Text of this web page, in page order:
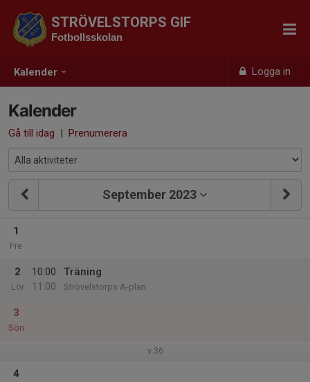
Kalender Logga in
STRÖVELSTORPS GIF
Fotbollsskolan
Kalender
Gå till idag | Prenumerera
September 2023
1
Fre
2
Lör
10:00
11:00
Träning
Strövelstorps A-plan
3
Sön
v.36
4